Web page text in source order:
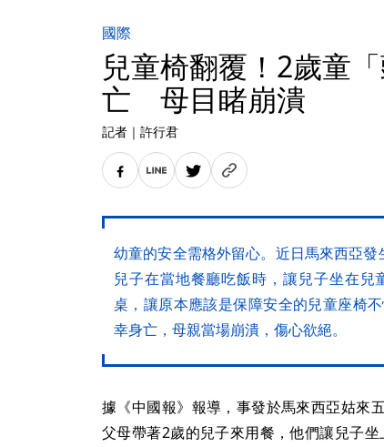
國際
兒童椅翻覆！2歲童
亡 母目睹崩潰
記者 ｜ 許行君
幼童的安全需格外留心。近日馬來西亞
兒子在當地餐廳吃飯時，讓兒子坐在
桌，讓原本應該是保障安全的兒童座椅
幸身亡，母親當場崩潰，傷心欲絕。
據《中國報》報導，事發於馬來西亞姑來
父母帶著2歲的兒子來用餐，他們讓兒子